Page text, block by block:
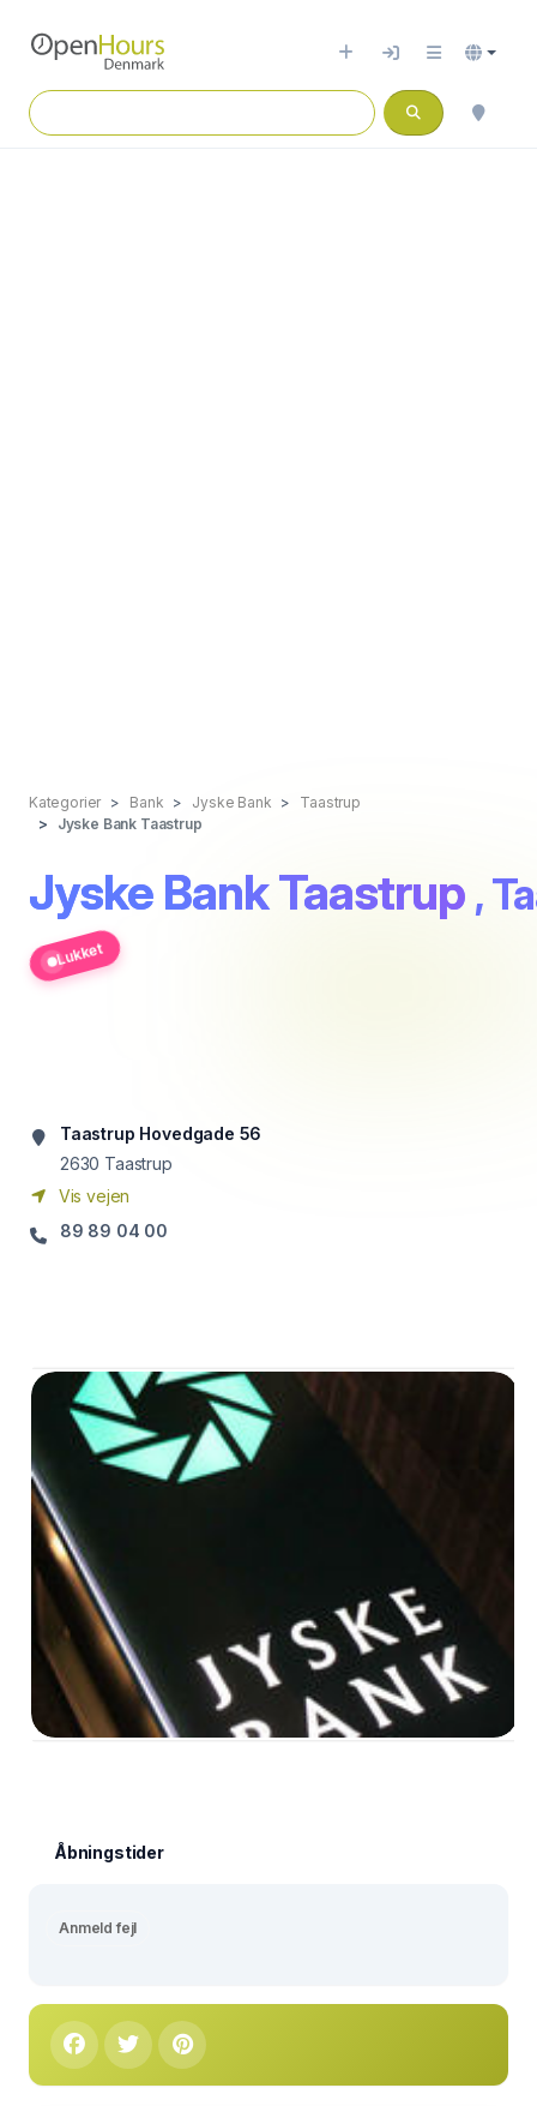
Kategorier Bank Jyske Bank
Taastrup
Jyske Bank Taastrup
Jyske Bank Taastrup ,
Lukket
Taastrup Hovedgade 56
2630 Taastrup
Vis vejen
89 89 04 00
Åbningstider
Anmeld fejl